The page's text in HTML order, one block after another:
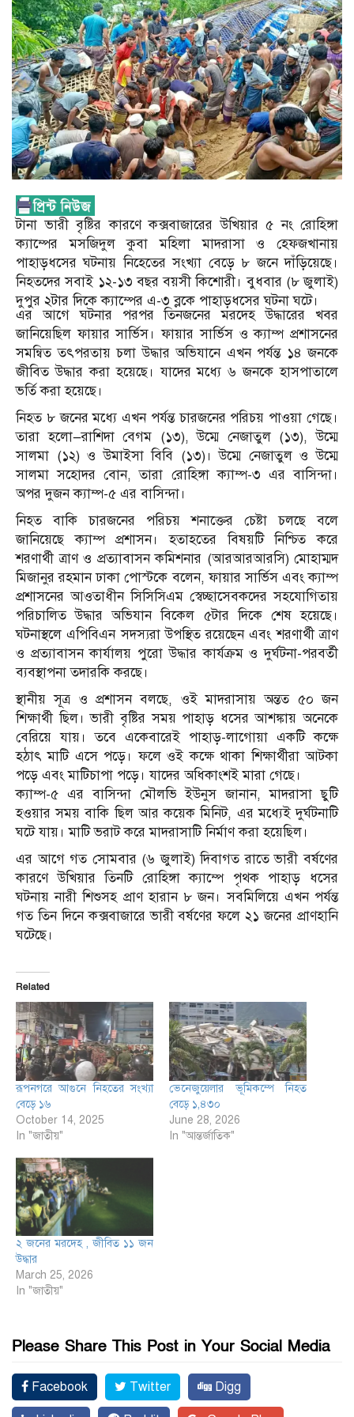
টানা ভারী বৃষ্টির কারণে কক্সবাজারের উখিয়ার ৫ নং রোহিঙ্গা
ক্যাম্পের মসজিদুল কুবা মহিলা মাদরাসা ও হেফজখানায়
পাহাড়ধসের ঘটনায় নিহেতের সংখ্যা বেড়ে ৮ জনে দাঁড়িয়েছে।
নিহতদের সবাই ১২-১৩ বছর বয়সী কিশোরী। বুধবার (৮ জুলাই)
দুপুর ২টার দিকে ক্যাম্পের এ-৩ ব্লকে পাহাড়ধসের ঘটনা ঘটে।
এর আগে ঘটনার পরপর তিনজনের মরদেহ উদ্ধারের খবর
জানিয়েছিল ফায়ার সার্ভিস। ফায়ার সার্ভিস ও ক্যাম্প প্রশাসনের
সমন্বিত তৎপরতায় চলা উদ্ধার অভিযানে এখন পর্যন্ত ১৪ জনকে
জীবিত উদ্ধার করা হয়েছে। যাদের মধ্যে ৬ জনকে হাসপাতালে
ভর্তি করা হয়েছে।
নিহত ৮ জনের মধ্যে এখন পর্যন্ত চারজনের পরিচয় পাওয়া গেছে।
তারা হলো—রাশিদা বেগম (১৩), উম্মে নেজাতুল (১৩), উম্মে
সালমা (১২) ও উমাইসা বিবি (১৩)। উম্মে নেজাতুল ও উম্মে
সালমা সহোদর বোন, তারা রোহিঙ্গা ক্যাম্প-৩ এর বাসিন্দা।
অপর দুজন ক্যাম্প-৫ এর বাসিন্দা।
নিহত বাকি চারজনের পরিচয় শনাক্তের চেষ্টা চলছে বলে
জানিয়েছে ক্যাম্প প্রশাসন। হতাহতের বিষয়টি নিশ্চিত করে
শরণার্থী ত্রাণ ও প্রত্যাবাসন কমিশনার (আরআরআরসি) মোহাম্মদ
মিজানুর রহমান ঢাকা পোস্টকে বলেন, ফায়ার সার্ভিস এবং ক্যাম্প
প্রশাসনের আওতাধীন সিসিসিএম স্বেচ্ছাসেবকদের সহযোগিতায়
পরিচালিত উদ্ধার অভিযান বিকেল ৫টার দিকে শেষ হয়েছে।
ঘটনাস্থলে এপিবিএন সদস্যরা উপস্থিত রয়েছেন এবং শরণার্থী ত্রাণ
ও প্রত্যাবাসন কার্যালয় পুরো উদ্ধার কার্যক্রম ও দুর্ঘটনা-পরবর্তী
ব্যবস্থাপনা তদারকি করছে।
স্থানীয় সূত্র ও প্রশাসন বলছে, ওই মাদরাসায় অন্তত ৫০ জন
শিক্ষার্থী ছিল। ভারী বৃষ্টির সময় পাহাড় ধসের আশঙ্কায় অনেকে
বেরিয়ে যায়। তবে একেবারেই পাহাড়-লাগোয়া একটি কক্ষে
হঠাৎ মাটি এসে পড়ে। ফলে ওই কক্ষে থাকা শিক্ষার্থীরা আটকা
পড়ে এবং মাটিচাপা পড়ে। যাদের অধিকাংশই মারা গেছে।
ক্যাম্প-৫ এর বাসিন্দা মৌলভি ইউনুস জানান, মাদরাসা ছুটি
হওয়ার সময় বাকি ছিল আর কয়েক মিনিট, এর মধ্যেই দুর্ঘটনাটি
ঘটে যায়। মাটি ভরাট করে মাদরাসাটি নির্মাণ করা হয়েছিল।
এর আগে গত সোমবার (৬ জুলাই) দিবাগত রাতে ভারী বর্ষণের
কারণে উখিয়ার তিনটি রোহিঙ্গা ক্যাম্পে পৃথক পাহাড় ধসের
ঘটনায় নারী শিশুসহ প্রাণ হারান ৮ জন। সবমিলিয়ে এখন পর্যন্ত
গত তিন দিনে কক্সবাজারে ভারী বর্ষণের ফলে ২১ জনের প্রাণহানি
ঘটেছে।
Related
রূপনগরে আগুনে নিহতের সংখ্যা
বেড়ে ১৬
October 14, 2025
In "জাতীয়"
ভেনেজুয়েলার ভূমিকম্পে নিহত
বেড়ে ১,৪৩০
June 28, 2026
In "আন্তর্জাতিক"
২ জনের মরদেহ , জীবিত ১১ জন
উদ্ধার
March 25, 2026
In "জাতীয়"
Please Share This Post in Your Social Media
Facebook Twitter Digg